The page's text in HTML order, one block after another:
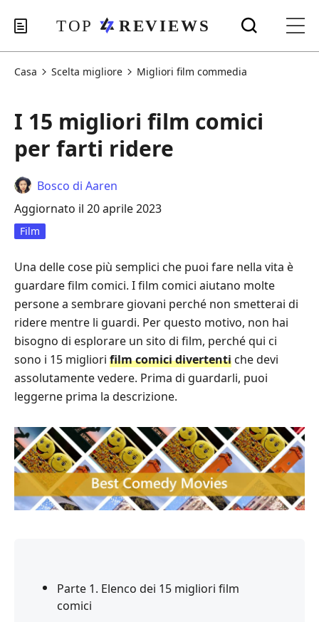
Casa Scelta migliore Migliori film commedia
I 15 migliori film comici
per farti ridere
Bosco di Aaren
Aggiornato il 20 aprile 2023
Film
Una delle cose più semplici che puoi fare nella vita è
guardare film comici. I film comici aiutano molte
persone a sembrare giovani perché non smetterai di
ridere mentre li guardi. Per questo motivo, non hai
bisogno di esplorare un sito di film, perché qui ci
sono i 15 migliori film comici divertenti che devi
assolutamente vedere. Prima di guardarli, puoi
leggerne prima la descrizione.
Parte 1. Elenco dei 15 migliori film
comici